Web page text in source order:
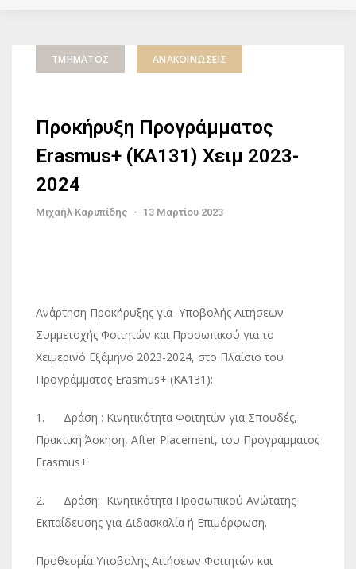
ΤΜΉΜΑΤΟΣ ΑΝΑΚΟΙΝΏΣΕΙΣ
Προκήρυξη Προγράμματος
Erasmus+ (KA131) Χειμ 2023-
2024
Μιχαήλ Καρυπίδης - 13 Μαρτίου 2023
Ανάρτηση Προκήρυξης για Υποβολής Αιτήσεων
Συμμετοχής Φοιτητών και Προσωπικού για το
Χειμερινό Εξάμηνο 2023-2024, στο Πλαίσιο του
Προγράμματος Erasmus+ (KA131):
1. Δράση : Κινητικότητα Φοιτητών για Σπουδές,
Πρακτική Άσκηση, After Placement, του Προγράμματος
Erasmus+
2. Δράση: Κινητικότητα Προσωπικού Ανώτατης
Εκπαίδευσης για Διδασκαλία ή Επιμόρφωση.
Προθεσμία Υποβολής Αιτήσεων Φοιτητών και